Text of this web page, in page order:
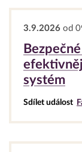
3.9.2026 od
systém
Sdílet událost